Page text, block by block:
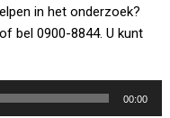
in het onderzoek?
of bel 0900-8844. U kunt
00:00